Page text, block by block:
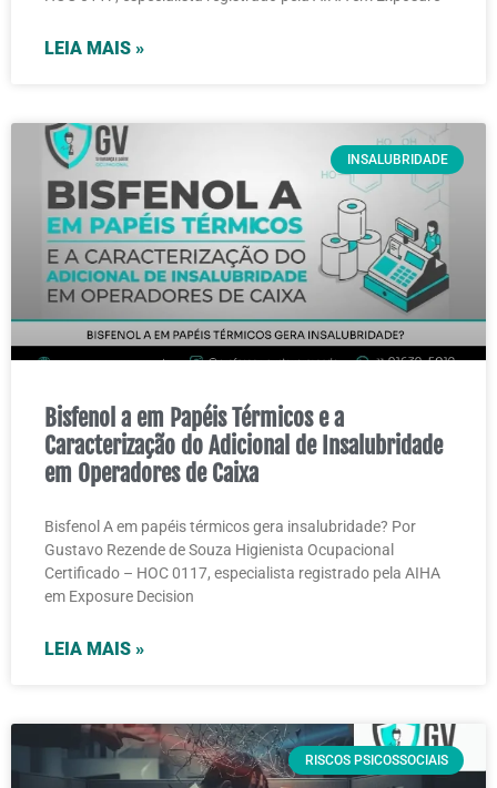
LEIA MAIS »
INSALUBRIDADE
Bisfenol a em Papéis Térmicos e a
Caracterização do Adicional de Insalubridade
em Operadores de Caixa
Bisfenol A em papéis térmicos gera insalubridade? Por
Gustavo Rezende de Souza Higienista Ocupacional
Certificado – HOC 0117, especialista registrado pela AIHA
em Exposure Decision
LEIA MAIS »
RISCOS PSICOSSOCIAIS